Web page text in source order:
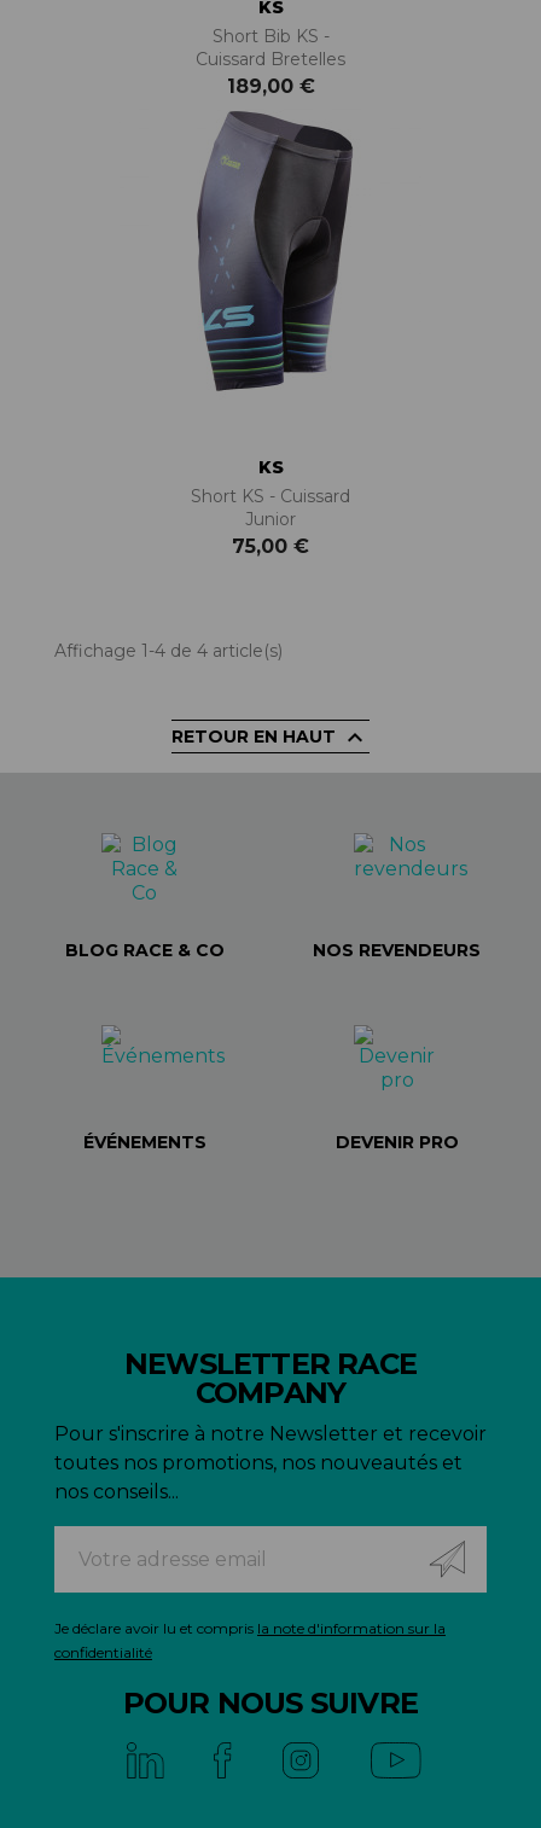
KS
Short Bib KS -
Cuissard Bretelles
189,00 €
KS
Short KS - Cuissard
Junior
75,00 €
Affichage 1-4 de 4 article(s)
RETOUR EN HAUT 
BLOG RACE & CO NOS REVENDEURS
ÉVÉNEMENTS DEVENIR PRO
NEWSLETTER RACE
COMPANY
Pour s'inscrire à notre Newsletter et recevoir
toutes nos promotions, nos nouveautés et
nos conseils...
Je déclare avoir lu et compris la note d'information sur la
confidentialité
POUR NOUS SUIVRE